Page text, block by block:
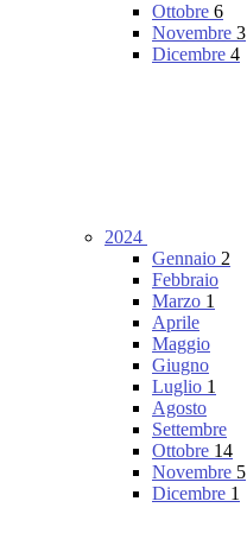
Ottobre 6
Novembre 3
Dicembre 4
2024
Gennaio 2
Febbraio
Marzo 1
Aprile
Maggio
Giugno
Luglio 1
Agosto
Settembre
Ottobre 14
Novembre 5
Dicembre 1